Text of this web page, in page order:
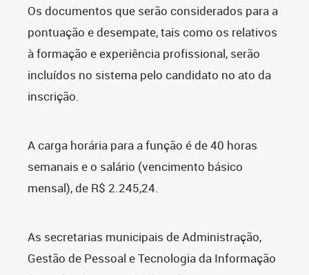
Os documentos que serão considerados para a
pontuação e desempate, tais como os relativos
à formação e experiência profissional, serão
incluídos no sistema pelo candidato no ato da
inscrição.
A carga horária para a função é de 40 horas
semanais e o salário (vencimento básico
mensal), de R$ 2.245,24.
As secretarias municipais de Administração,
Gestão de Pessoal e Tecnologia da Informação